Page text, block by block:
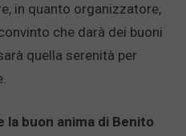
in quanto organizzatore,
che darà dei buoni
quella serenità per
la buon anima di Benito